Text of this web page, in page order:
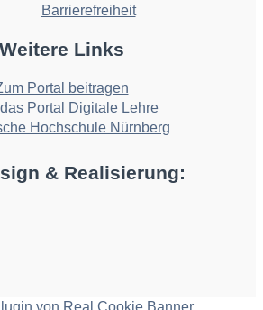
Barrierefreiheit
Weitere Links
Portal beitragen
Portal Digitale Lehre
Hochschule Nürnberg
& Realisierung: